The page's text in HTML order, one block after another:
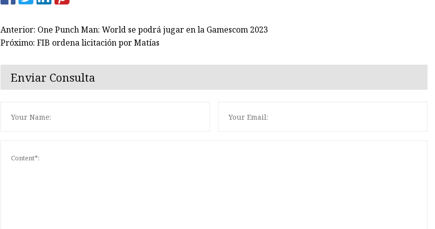
Anterior: One Punch Man: World se podrá jugar en la Gamescom 2023
Próximo: FIB ordena licitación por Matías
Enviar Consulta